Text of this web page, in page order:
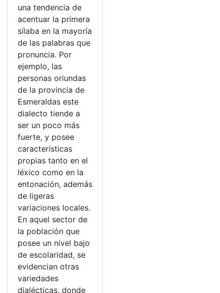
una tendencia de
acentuar la primera
sílaba en la mayoría
de las palabras que
pronuncia. Por
ejemplo, las
personas oriundas
de la provincia de
Esmeraldas este
dialecto tiende a
ser un poco más
fuerte, y posee
características
propias tanto en el
léxico como en la
entonación, además
de ligeras
variaciones locales.
En aquel sector de
la población que
posee un nivel bajo
de escolaridad, se
evidencian otras
variedades
dialécticas, donde